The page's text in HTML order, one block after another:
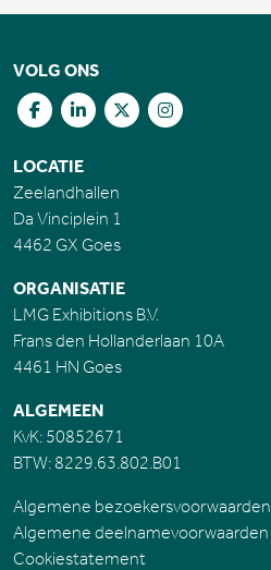
VOLG ONS
LOCATIE
Zeelandhallen
Da Vinciplein 1
4462 GX Goes
ORGANISATIE
LMG Exhibitions B.V.
Frans den Hollanderlaan 10A
4461 HN Goes
ALGEMEEN
KvK: 50852671
BTW: 8229.63.802.B01
Algemene bezoekersvoorwaarden
Algemene deelnamevoorwaarden
Cookiestatement